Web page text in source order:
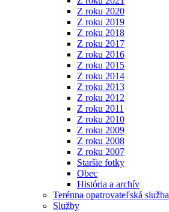
Z roku 2020
Z roku 2019
Z roku 2018
Z roku 2017
Z roku 2016
Z roku 2015
Z roku 2014
Z roku 2013
Z roku 2012
Z roku 2011
Z roku 2010
Z roku 2009
Z roku 2008
Z roku 2007
Staršie fotky
Obec
História a archív
Terénna opatrovateľská služba
Služby